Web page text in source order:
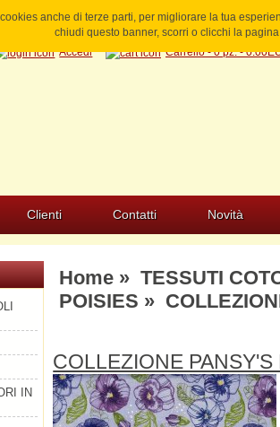
anche di terze parti, per migliorare la tua
chiudi questo banner, scorri o clicchi la
Accedi Carrello - 0 pz. -
Clienti Contatti Novità
IN
Home» TESSUTI
POISIES »
COLLEZIONE PANSY'S